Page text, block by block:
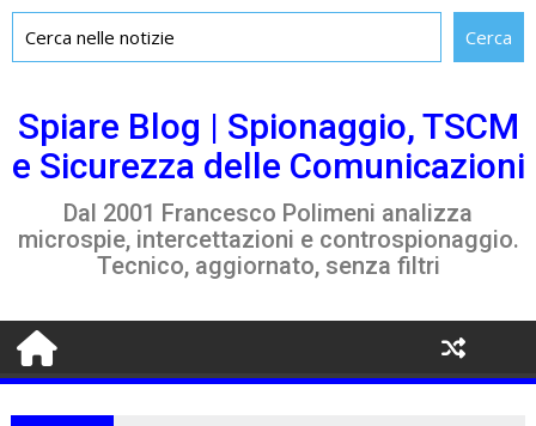
content
Spiare Blog | Spionaggio, TSCM
e Sicurezza delle Comunicazioni
Dal 2001 Francesco Polimeni analizza
microspie, intercettazioni e controspionaggio.
Tecnico, aggiornato, senza filtri